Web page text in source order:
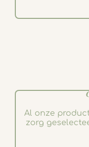
Al onze
zorg